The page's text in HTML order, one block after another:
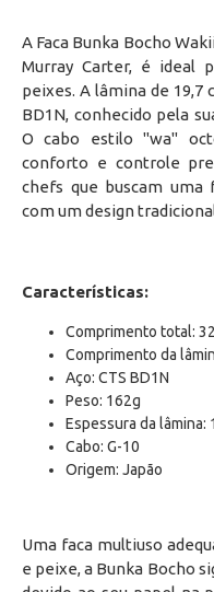
A Faca Bunka Bocho
Murray Carter, é ideal
peixes. A lâmina de
BD1N, conhecido pela
O cabo estilo "wa"
conforto e controle
chefs que buscam
com um design
Características:
Comprimento total:
Comprimento da
Aço: CTS BD1N
Peso: 162g
Espessura da lâmina:
Cabo: G-10
Origem: Japão
Uma faca multiuso
e peixe, a Bunka Bocho